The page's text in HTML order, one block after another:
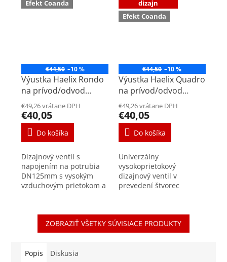
Efekt Coanda
€44,50 –10 %
Výustka Haelix Rondo
na prívod/odvod
vzduchu DN125mm
€49,26 vrátane DPH
€40,05
Do košíka
Dizajnový ventil s
napojením na potrubia
DN125mm s vysokým
vzduchovým prietokom a
rovnomerný prívod
vzduchu vďaka efektu
Coanda. Ventily...
dizajn
Efekt Coanda
€44,50 –10 %
Výustka Haelix Quadro
na prívod/odvod
vzduchu DN125mm
€49,26 vrátane DPH
€40,05
Do košíka
Univerzálny
vysokoprietokový
dizajnový ventil v
prevedení štvorec
Jednoduchá montáž do
potrubí DN125mm
osadených v strope alebo
ZOBRAZIŤ VŠETKY SÚVISIACE PRODUKTY
Popis Diskusia